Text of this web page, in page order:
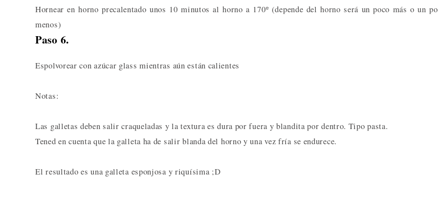
Hornear en horno precalentado unos 10 minutos al horno a 170º (depende del horno será un poco más o un
menos)
Paso 6.
Espolvorear con azúcar glass mientras aún están calientes
Notas:
Las galletas deben salir craqueladas y la textura es dura por fuera y blandita por dentro. Tipo pasta.
Tened en cuenta que la galleta ha de salir blanda del horno y una vez fría se endurece.
El resultado es una galleta esponjosa y riquísima ;D